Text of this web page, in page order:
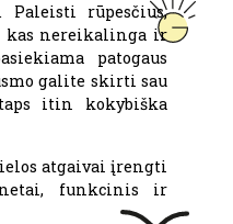
rūpesčius,
kas nereikalinga ir
patogaus
galite skirti sau
itin kokybiška
atgaivai įrengti
funkcinis ir